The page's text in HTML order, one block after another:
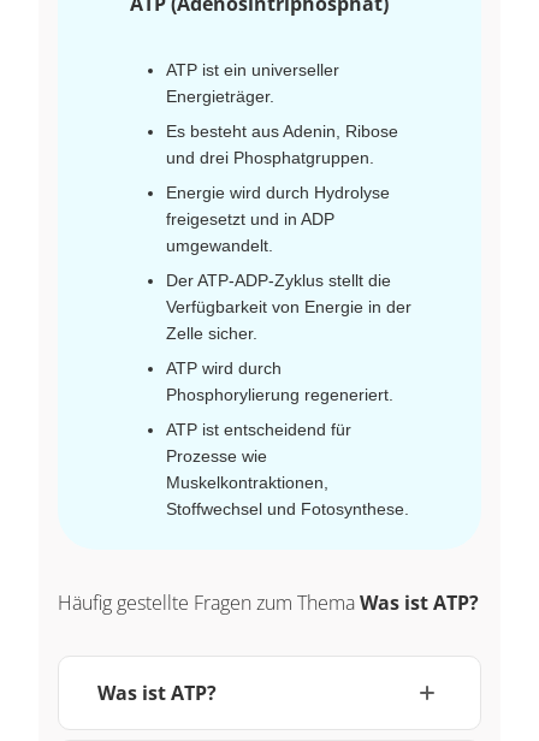
ATP ist ein universeller
Energieträger.
Es besteht aus Adenin, Ribose
und drei Phosphatgruppen.
Energie wird durch Hydrolyse
freigesetzt und in ADP
umgewandelt.
Der ATP-ADP-Zyklus stellt die
Verfügbarkeit von Energie in der
Zelle sicher.
ATP wird durch
Phosphorylierung regeneriert.
ATP ist entscheidend für
Prozesse wie
Muskelkontraktionen,
Stoffwechsel und Fotosynthese.
Häufig gestellte Fragen zum ThemaWas ist ATP?
Was ist ATP?